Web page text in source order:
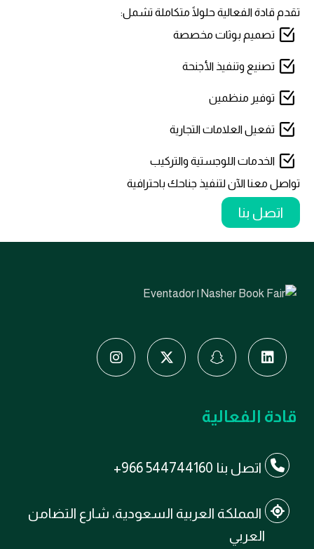
تقدم قادة الفعالية حلولًا متكاملة تشمل:
تصميم بوثات مخصصة
تصنيع وتنفيذ الأجنحة
توفير منظمين
تفعيل العلامات التجارية
الخدمات اللوجستية والتركيب
تواصل معنا الآن لتنفيذ جناحك باحترافية
اتصل بنا
قادة الفعالية
اتصل بنا +966 544744160
المملكة العربية السعودية، شارع التضامن
العربي